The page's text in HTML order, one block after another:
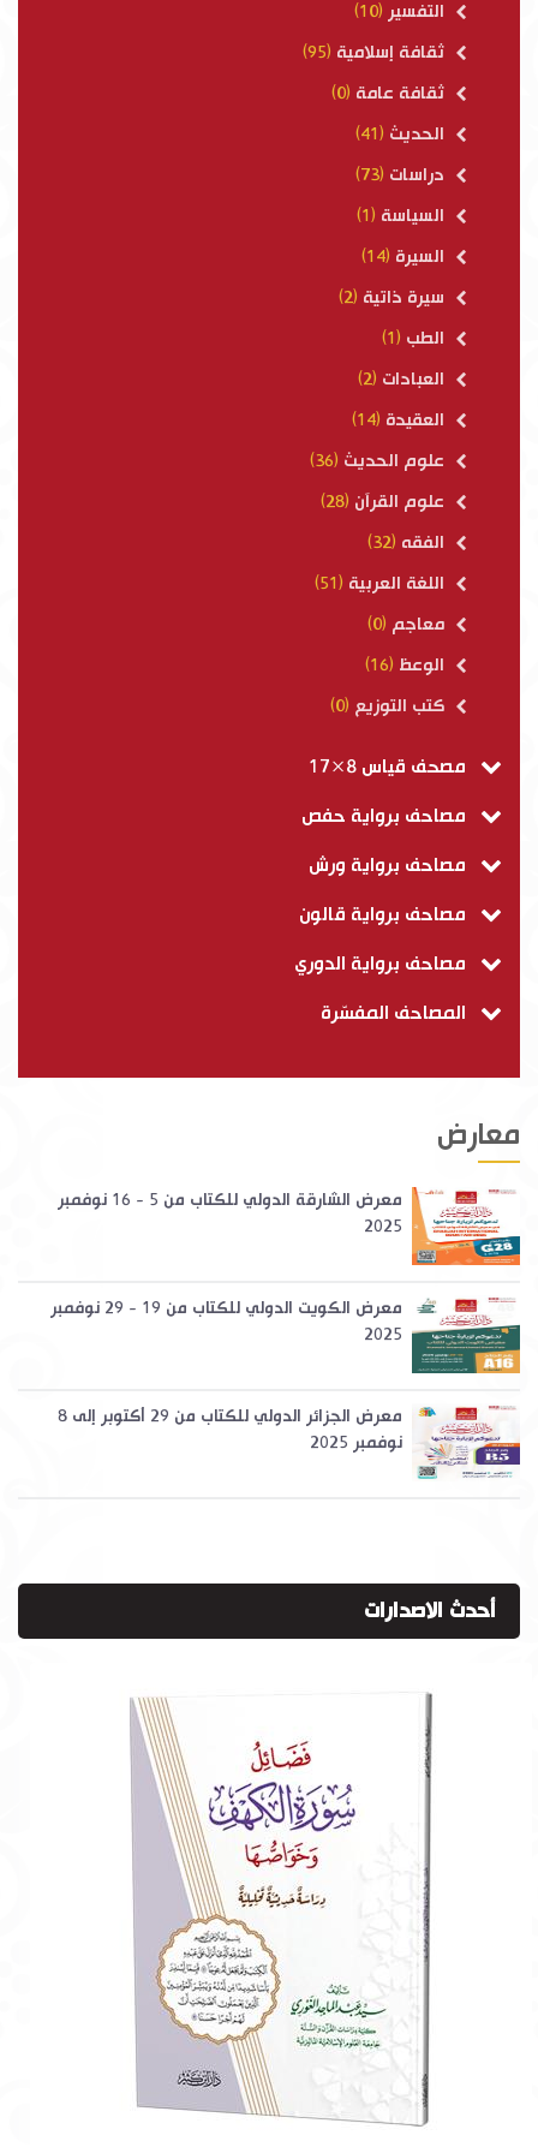
التفسير (10)
ثقافة إسلامية (95)
ثقافة عامة (0)
الحديث (41)
دراسات (73)
السياسة (1)
السيرة (14)
سيرة ذاتية (2)
الطب (1)
العبادات (2)
العقيدة (14)
علوم الحديث (36)
علوم القرآن (28)
الفقه (32)
اللغة العربية (51)
معاجم (0)
الوعظ (16)
كتب التوزيع (0)
مصحف قياس 8×17
مصاحف برواية حفص
مصاحف برواية ورش
مصاحف برواية قالون
مصاحف برواية الدوري
المصاحف المفسّرة
معارض
معرض الشارقة الدولي للكتاب من 5 - 16 نوفمبر
2025
معرض الكويت الدولي للكتاب من 19 - 29 نوفمبر
2025
معرض الجزائر الدولي للكتاب من 29 أكتوبر إلى 8
نوفمبر 2025
أحدث الاصدارات